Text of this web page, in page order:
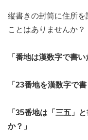
縦書きの封筒に住所
ことはありませんか？
「番地は漢数字で書
「23番地を漢数字で
「35番地は「三五」
か？」